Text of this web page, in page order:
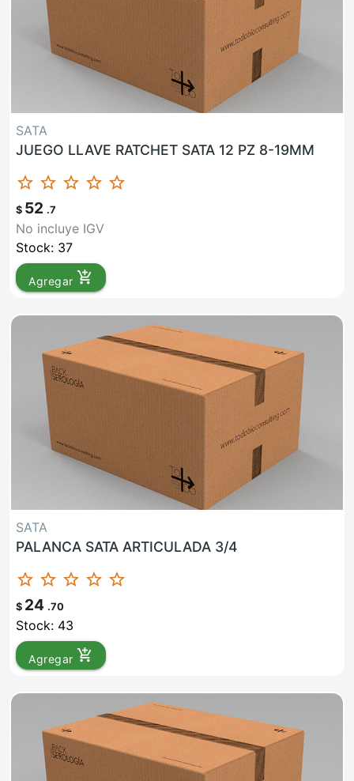
SATA
JUEGO LLAVE RATCHET SATA 12 PZ 8-19MM
star_border star_border star_border star_border star_border
$ 52 .7
No incluye IGV
Stock: 37
Agregar add_shopping_cart
SATA
PALANCA SATA ARTICULADA 3/4
star_border star_border star_border star_border star_border
$ 24 .70
Stock: 43
Agregar add_shopping_cart